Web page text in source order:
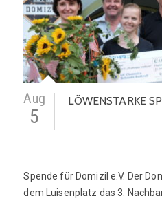
Aug
5
LÖWENSTARKE
Spende für Domizil e.V. Der
dem Luisenplatz das 3.